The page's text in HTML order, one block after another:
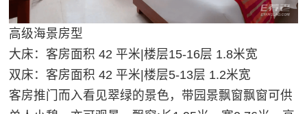
高级海景房型
大床：客房面积 42 平米|楼层15-16层 1.8米宽
双床：客房面积 42 平米|楼层5-13层 1.2米宽
客房推门而入看见翠绿的景色，带园景飘窗飘窗可供